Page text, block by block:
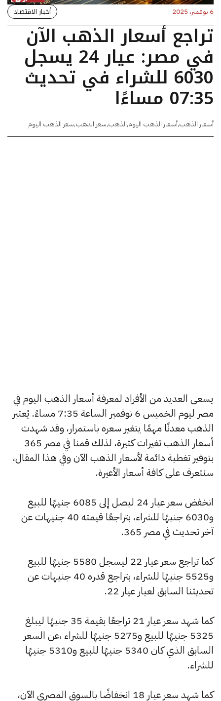
6 نوفمبر، 2025 أخبار الاقتصاد
تراجع أسعار الذهب الآن
في مصر: عيار 24 يسجل
6030 للشراء في تحديث
07:35 مساءًا
أسعار الذهب,أسعار الذهب اليوم,الذهب,سعر الذهب,سعر الذهب اليوم
يسعى العديد من الأفراد لمعرفة أسعار الذهب اليوم في
مصر ليوم الخميس 6 نوفمبر الساعة 7:35 مساءً. يُعتبر
الذهب معدنًا مهمًا يتغير سعره باستمرار، وقد شهدت
أسعار الذهب تغيرات كثيرة، لذلك قمنا في مصر 365
بتوفير تغطية دائمة لأسعار الذهب الآن وفي هذا المقال،
سنتعرف على كافة أسعار الأعيرة.
انخفض سعر عيار 24 ليصل إلى 6085 جنيهًا للبيع
و6030 جنيهًا للشراء، بتراجعًا قيمته 40 جنيهات عن
آخر تحديث في مصر 365.
كما تراجع سعر عيار 22 ليسجل 5580 جنيهًا للبيع
و5525 جنيهًا للشراء، بتراجع قدره 40 جنيهات عن
تحديثنا السابق لعيار عيار 22.
كما شهد سعر عيار 21 تراجعًا بقيمة 35 جنيهًا ليبلغ
5325 جنيهًا للبيع و5275 جنيهًا للشراء ،عن السعر
السابق الذي كان 5340 جنيهًا للبيع و5310 جنيهًا
للشراء.
كما شهد سعر عيار 18 انخفاضًا بالسوق المصري الآن،